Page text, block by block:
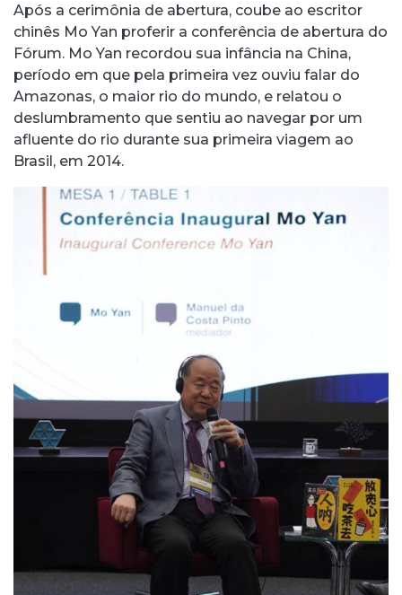
Após a cerimônia de abertura, coube ao escritor
chinês Mo Yan proferir a conferência de abertura do
Fórum. Mo Yan recordou sua infância na China,
período em que pela primeira vez ouviu falar do
Amazonas, o maior rio do mundo, e relatou o
deslumbramento que sentiu ao navegar por um
afluente do rio durante sua primeira viagem ao
Brasil, em 2014.